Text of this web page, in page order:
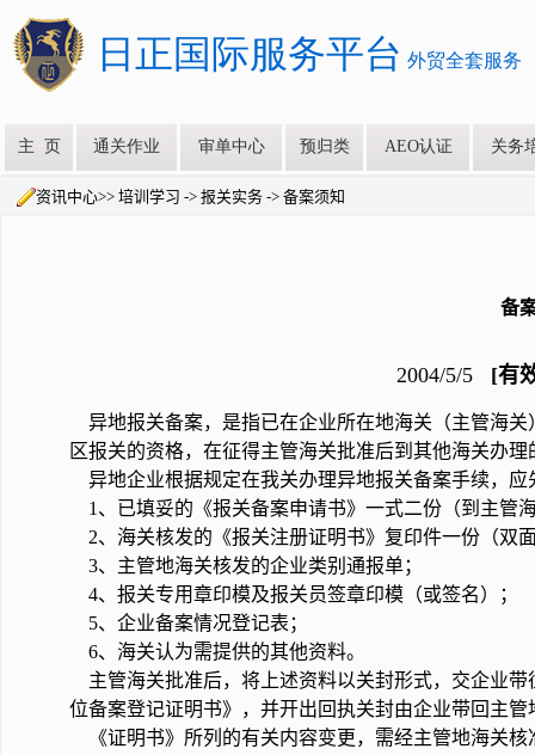
资讯中心>> 培训学习 -> 报关实务 -> 备案须知
备
2004/5/5 [有
异地报关备案，是指已在企业所在地海关（主管海
区报关的资格，在征得主管海关批准后到其他海关办
异地企业根据规定在我关办理异地报关备案手续，
1、已填妥的《报关备案申请书》一式二份（到主管
2、海关核发的《报关注册证明书》复印件一份（双
3、主管地海关核发的企业类别通报单；
4、报关专用章印模及报关员签章印模（或签名）；
5、企业备案情况登记表；
6、海关认为需提供的其他资料。
主管海关批准后，将上述资料以关封形式，交企业
位备案登记证明书》，并开出回执关封由企业带回主管
《证明书》所列的有关内容变更，需经主管地海关